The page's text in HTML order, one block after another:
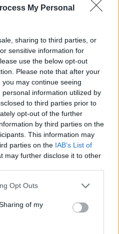
My Personal
sharing to third parties, or
sensitive information for
use the below opt-out
Please note that after your
may continue seeing
information utilized by
to third parties prior to
opt-out of the further
by third parties on the
This information may
parties on the IAB’s List of
may further disclose it to other
Opt Outs
of my